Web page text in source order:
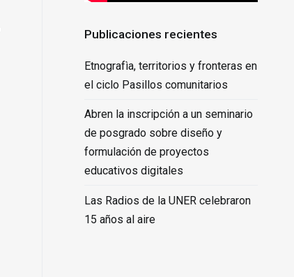
Publicaciones recientes
Etnografìa, territorios y fronteras en
el ciclo Pasillos comunitarios
Abren la inscripción a un seminario
de posgrado sobre diseño y
formulación de proyectos
educativos digitales
Las Radios de la UNER celebraron
15 años al aire